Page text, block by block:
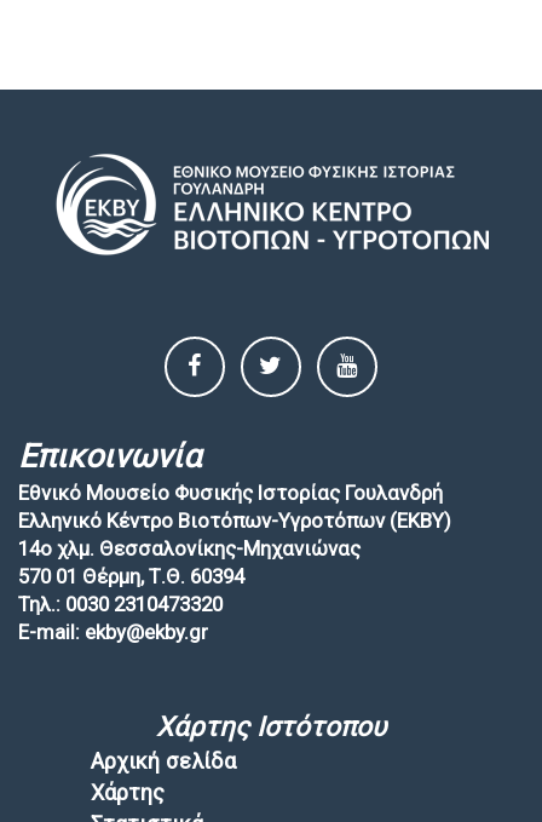
Επικοινωνία
Εθνικό Μουσείο Φυσικής Ιστορίας Γουλανδρή
Ελληνικό Κέντρο Βιοτόπων-Υγροτόπων (EKBY)
14ο χλμ. Θεσσαλονίκης-Μηχανιώνας
570 01 Θέρμη, Τ.Θ. 60394
Τηλ.: 0030 2310473320
E-mail: ekby@ekby.gr
Χάρτης Ιστότοπου
Αρχική σελίδα
Χάρτης